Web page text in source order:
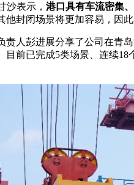
沙表示， 港口具有车流密集
封闭场景将更加容易，因
人彭进展分享了公司在青
前已完成5类场景、连续18